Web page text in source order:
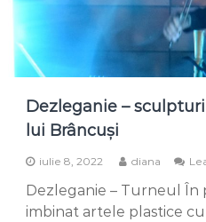
Dezleganie –
lui Brâncuși
iulie 8, 2022 diana
Dezleganie – Turneul În
imbinat artele plastice